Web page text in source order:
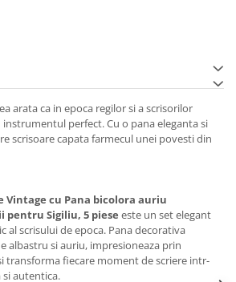
arata ca in epoca regilor si a scrisorilor
instrumentul perfect. Cu o pana eleganta si
scrisoare capata farmecul unei povesti din
Vintage cu Pana bicolora auriu
pentru Sigiliu, 5 piese este un set elegant
al scrisului de epoca. Pana decorativa
albastru si auriu, impresioneaza prin
transforma fiecare moment de scriere intr-
autentica.